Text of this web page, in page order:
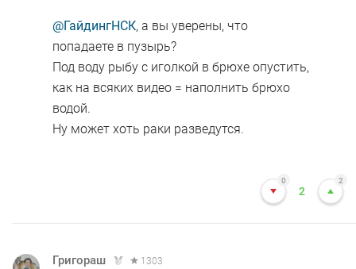
@ГайдингНСК, а вы уверены, что
попадаете в пузырь?
Под воду рыбу с иголкой в брюхе опустить,
как на всяких видео = наполнить брюхо
водой.
Ну может хоть раки разведутся.
0
2
2
Григораш
1303